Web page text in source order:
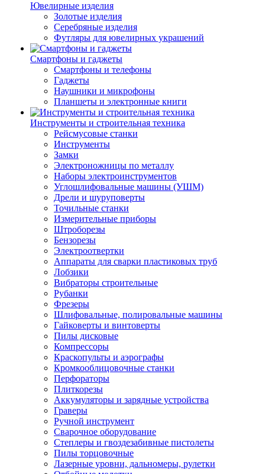
Ювелирные изделия
Золотые изделия
Серебряные изделия
Футляры для ювелирных украшений
Смартфоны и гаджеты
Смартфоны и телефоны
Гаджеты
Наушники и микрофоны
Планшеты и электронные книги
Инструменты и строительная техника
Рейсмусовые станки
Инструменты
Замки
Электроножницы по металлу
Наборы электроинструментов
Углошлифовальные машины (УШМ)
Дрели и шуруповерты
Точильные станки
Измерительные приборы
Штроборезы
Бензорезы
Электроотвертки
Аппараты для сварки пластиковых труб
Лобзики
Вибраторы строительные
Рубанки
Фрезеры
Шлифовальные, полировальные машины
Гайковерты и винтоверты
Пилы дисковые
Компрессоры
Краскопульты и аэрографы
Кромкооблицовочные станки
Перфораторы
Плиткорезы
Аккумуляторы и зарядные устройства
Граверы
Ручной инструмент
Сварочное оборудование
Степлеры и гвоздезабивные пистолеты
Пилы торцовочные
Лазерные уровни, дальномеры, рулетки